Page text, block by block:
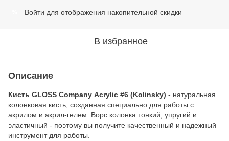
Войти для отображения накопительной скидки
В избранное
Описание
Кисть GLOSS Company Acrylic #6 (Kolinsky) - натуральная
колонковая кисть, созданная специально для работы с
акрилом и акрил-гелем. Ворс колонка тонкий, упругий и
эластичный - поэтому вы получите качественный и надежный
инструмент для работы.